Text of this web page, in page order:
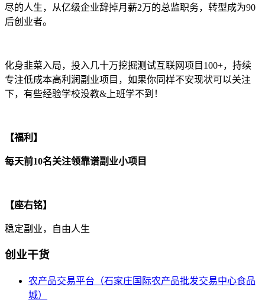
尽的人生，从亿级企业辞掉月薪2万的总监职务，转型成为90
后创业者。
化身韭菜入局，投入几十万挖掘测试互联网项目100+，持续
专注低成本高利润副业项目，如果你同样不安现状可以关注
下，有些经验学校没教&上班学不到！
【福利】
每天前10名关注领靠谱副业小项目
【座右铭】
稳定副业，自由人生
创业干货
农产品交易平台（石家庄国际农产品批发交易中心食品
城）